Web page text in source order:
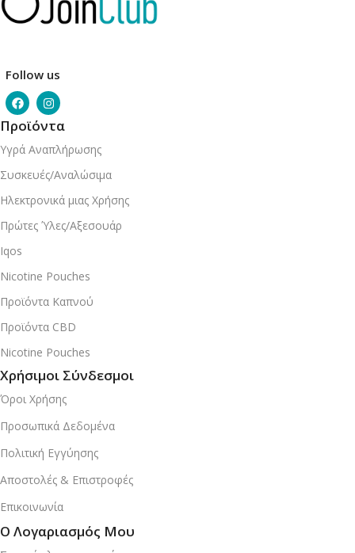
Follow us
Προϊόντα
Υγρά Αναπλήρωσης
Συσκευές/Αναλώσιμα
Ηλεκτρονικά μιας Χρήσης
Πρώτες Ύλες/Αξεσουάρ
Iqos
Nicotine Pouches
Προϊόντα Καπνού
Προϊόντα CBD
Nicotine Pouches
Χρήσιμοι Σύνδεσμοι
Όροι Χρήσης
Προσωπικά Δεδομένα
Πολιτική Εγγύησης
Αποστολές & Επιστροφές
Επικοινωνία
Ο Λογαριασμός Μου